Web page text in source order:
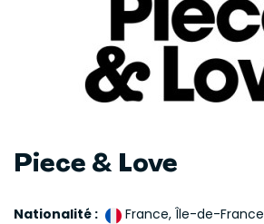
Piece & Love
Nationalité :
France, Île-de-France